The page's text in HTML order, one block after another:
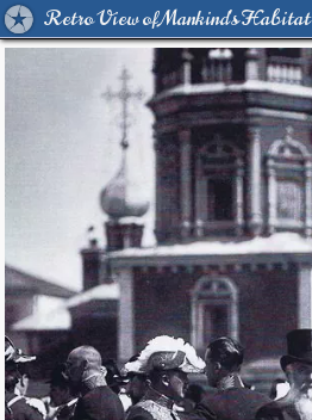
Retro View of Mankind's Habitat